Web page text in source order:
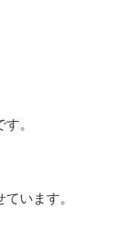
。
います。